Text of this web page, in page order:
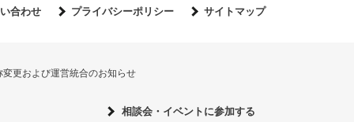
合わせ プライバシーポリシー サイトマップ
更および運営統合のお知らせ
相談会・イベントに参加する